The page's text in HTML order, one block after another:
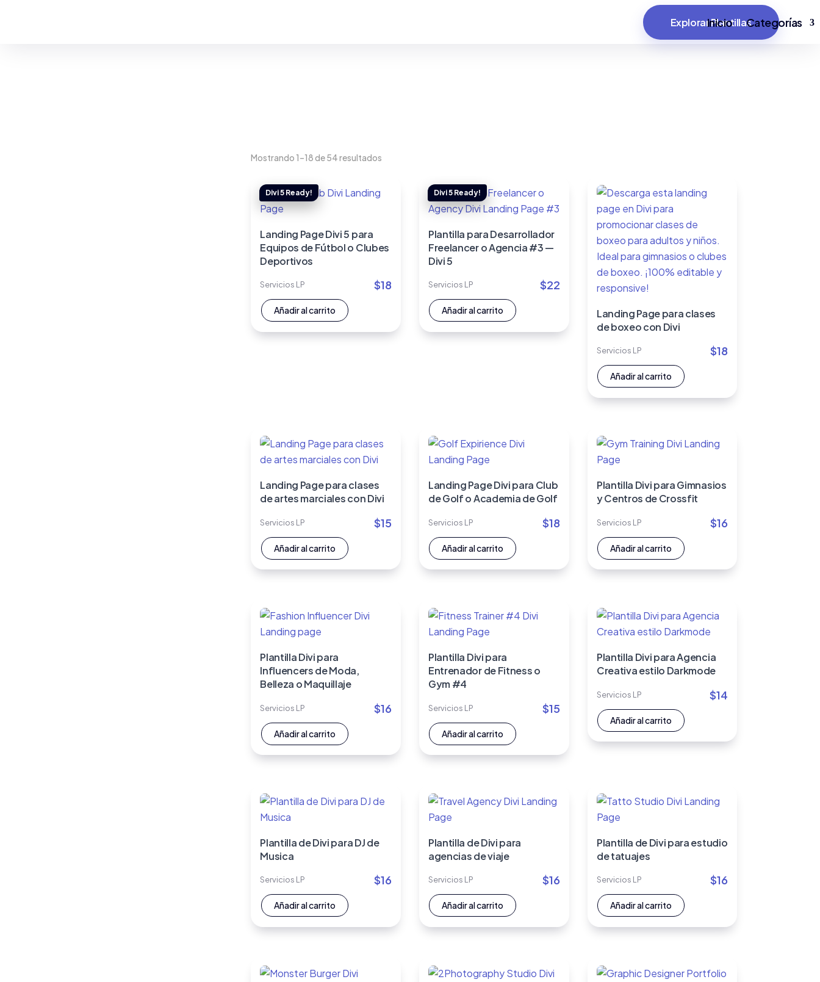
Inicio Categorías
Explorar Plantillas
Mostrando 1–18 de 54 resultados
Landing Page Divi 5 para
Equipos de Fútbol o Clubes
Deportivos
Servicios LP $18
Añadir al carrito
Plantilla para Desarrollador
Freelancer o Agencia #3 —
Divi 5
Servicios LP $22
Añadir al carrito
Landing Page para clases
de boxeo con Divi
Servicios LP $18
Añadir al carrito
Landing Page para clases
de artes marciales con Divi
Servicios LP $15
Añadir al carrito
Landing Page Divi para Club
de Golf o Academia de Golf
Servicios LP $18
Añadir al carrito
Plantilla Divi para Gimnasios
y Centros de Crossfit
Servicios LP $16
Añadir al carrito
Plantilla Divi para
Influencers de Moda,
Belleza o Maquillaje
Servicios LP $16
Añadir al carrito
Plantilla Divi para
Entrenador de Fitness o
Gym #4
Servicios LP $15
Añadir al carrito
Plantilla Divi para Agencia
Creativa estilo Darkmode
Servicios LP $14
Añadir al carrito
Plantilla de Divi para DJ de
Musica
Servicios LP $16
Añadir al carrito
Plantilla de Divi para
agencias de viaje
Servicios LP $16
Añadir al carrito
Plantilla de Divi para estudio
de tatuajes
Servicios LP $16
Añadir al carrito